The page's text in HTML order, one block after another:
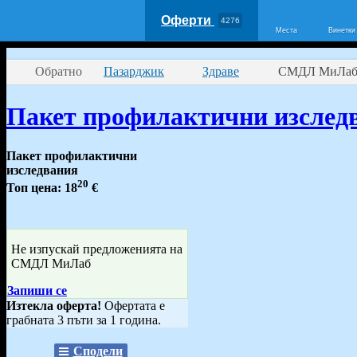
Оферти 4276
Места Винетки
Обратно Пазарджик Здраве СМДЛ МиЛаб
Пакет профилактични
Пакет профилактични
изследвания
Топ цена: 1820 €
Не изпускай предложенията на
СМДЛ МиЛаб
Запиши се
Изтекла оферта! Офертата е
грабната 3 пъти за 1 година.
Сподели